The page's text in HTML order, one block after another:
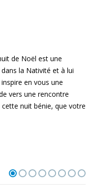
de Noël est une
la Nativité et à lui
en vous une
vers une rencontre
cette nuit bénie, que votre